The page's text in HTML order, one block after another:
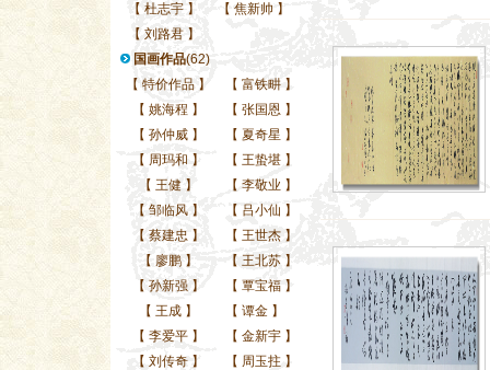
【 杜志宇 】 【 焦新帅 】
【 刘路君 】
国画作品(62)
【 特价作品】 【 富铁畊 】
【 姚海程 】 【 张国恩 】
【 孙仲威】 【 夏奇星 】
【 周玛和 】 【 王蛰堪 】
【 王健】 【 李敬业 】
【 邹临风】 【 吕小仙 】
【 蔡建忠 】 【 王世杰 】
【 廖鹏】 【 王北苏 】
【 孙新强】 【 覃宝福 】
【 王成】 【 谭金 】
【 李爱平】 【 金新宇 】
【 刘传奇】 【 周玉拄 】